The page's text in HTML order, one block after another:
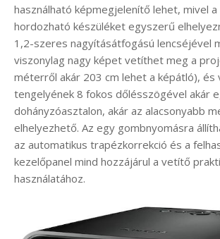
használható képmegjelenítő lehet, mivel a
hordozható készüléket egyszerű
1,2-szeres nagyításátfogású lencséjével
viszonylag nagy képet vetíthet meg a
méterről akár 203 cm lehet a képátló), és
tengelyének 8 fokos dőlésszögével akár
dohányzóasztalon, akár az alacsonyabb
elhelyezhető. Az egy gombnyomásra
az automatikus trapézkorrekció és a
kezelőpanel mind hozzájárul a vetítő
használatához.